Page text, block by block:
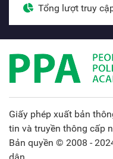
Tổng lượt truy
Giấy phép xuất bản
tin và truyền thông cấp
Bản quyền © 2008 -